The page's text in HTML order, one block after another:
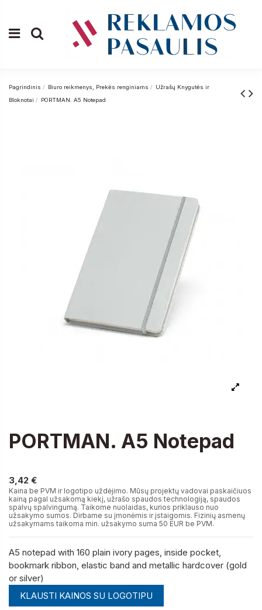
Pagrindinis Biuro reikmenys, Prekės renginiams
Užrašų Knygutės ir
Bloknotai
PORTMAN. A5 Notepad
PORTMAN. A5 Notepad
3,42 €
Kaina be PVM ir logotipo uždėjimo. Mūsų projektų vadovai paskaičiuos
kainą pagal užsakomą kiekį, užrašo spaudos technologiją, spaudos
spalvų spalvingumą. Taikome nuolaidas, kurios priklauso nuo
užsakymo sumos. Dirbame su įmonėmis ir įstaigomis. Fizinių asmenų
užsakymams taikoma min. užsakymo suma 50 EUR be PVM.
A5 notepad with 160 plain ivory pages, inside pocket,
bookmark ribbon, elastic band and metallic hardcover (gold
or silver)
KLAUSTI KAINOS SU LOGOTIPU